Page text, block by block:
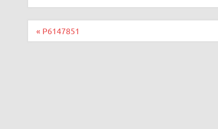
Beitragsnavigation
« P6147851